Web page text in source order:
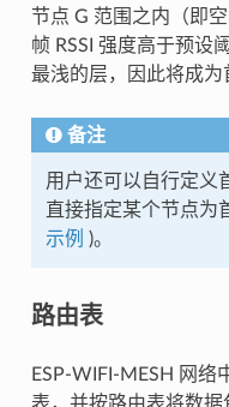
节点 G 范围之内（即
帧 RSSI 强度高于预设
最浅的层，因此将成为
备注
用户还可以自行定义
直接指定某个节点为
示例 )。
路由表
ESP-WIFI-MESH 网络